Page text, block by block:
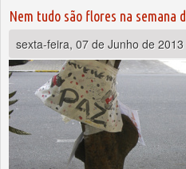
Nem tudo são flores na semana
sexta-feira, 07 de Junho de 2013
Páginas